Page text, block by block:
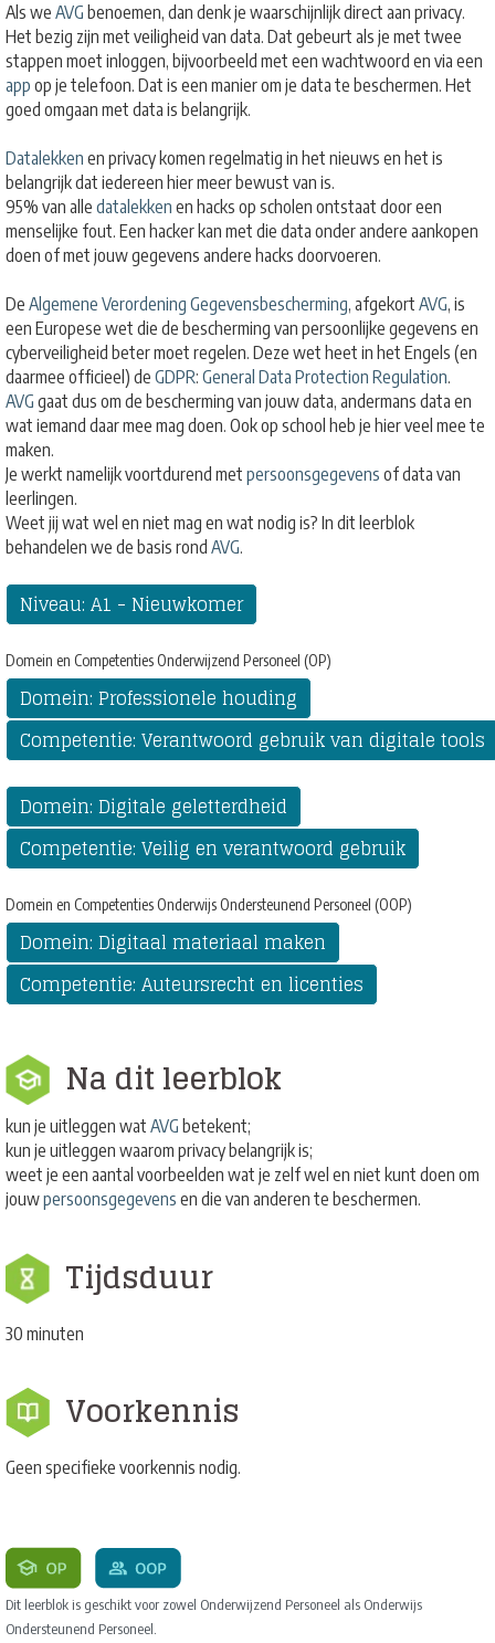
Als we AVG benoemen, dan denk je waarschijnlijk direct aan privacy.
Het bezig zijn met veiligheid van data. Dat gebeurt als je met twee
stappen moet inloggen, bijvoorbeeld met een wachtwoord en via een
app op je telefoon. Dat is een manier om je data te beschermen. Het
goed omgaan met data is belangrijk.
Datalekken en privacy komen regelmatig in het nieuws en het is
belangrijk dat iedereen hier meer bewust van is.
95% van alle datalekken en hacks op scholen ontstaat door een
menselijke fout. Een hacker kan met die data onder andere aankopen
doen of met jouw gegevens andere hacks doorvoeren.
De Algemene Verordening Gegevensbescherming, afgekort AVG, is
een Europese wet die de bescherming van persoonlijke gegevens en
cyberveiligheid beter moet regelen. Deze wet heet in het Engels (en
daarmee officieel) de GDPR: General Data Protection Regulation.
AVG gaat dus om de bescherming van jouw data, andermans data en
wat iemand daar mee mag doen. Ook op school heb je hier veel mee te
maken.
Je werkt namelijk voortdurend met persoonsgegevens of data van
leerlingen.
Weet jij wat wel en niet mag en wat nodig is? In dit leerblok
behandelen we de basis rond AVG.
Niveau: A1 - Nieuwkomer
Domein en Competenties Onderwijzend Personeel (OP)
Domein: Professionele houding
Competentie: Verantwoord gebruik van digitale tools
Domein: Digitale geletterdheid
Competentie: Veilig en verantwoord gebruik
Domein en Competenties Onderwijs Ondersteunend Personeel (OOP)
Domein: Digitaal materiaal maken
Competentie: Auteursrecht en licenties
Na dit leerblok
kun je uitleggen wat AVG betekent;
kun je uitleggen waarom privacy belangrijk is;
weet je een aantal voorbeelden wat je zelf wel en niet kunt doen om
jouwpersoonsgegevens en die van anderen te beschermen.
Tijdsduur
30 minuten
Voorkennis
Geen specifieke voorkennis nodig.
Dit leerblok is geschikt voor zowel Onderwijzend Personeel als Onderwijs
Ondersteunend Personeel.